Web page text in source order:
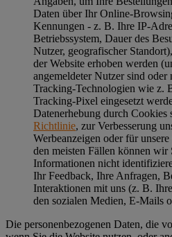
Daten über Ihr Online-
Kennungen - z. B. Ihre IP-
Betriebssystem, Dauer des
Nutzer, geografischer
der Website erhoben werden
angemeldeter Nutzer sind
Tracking-Technologien wie z.
Tracking-Pixel eingesetzt
Datenerhebung durch Cookies
Richtlinie, zur Verbesserung
Werbeanzeigen oder für
den meisten Fällen können wir
Informationen nicht
Ihr Feedback, Ihre Anfragen,
Interaktionen mit uns (z. B.
den sozialen Medien, E-Mails
Die personenbezogenen Daten, die